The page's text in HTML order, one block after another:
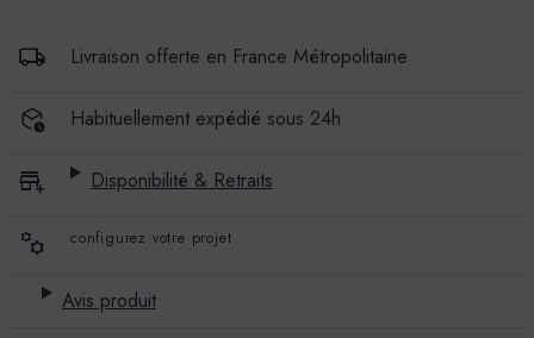
COULEUR
-
COULEUR
Livraison offerte en France Métropolitaine
Habituellement expédié sous 24h
Disponibilité & Retraits
configurez votre projet
Avis produit